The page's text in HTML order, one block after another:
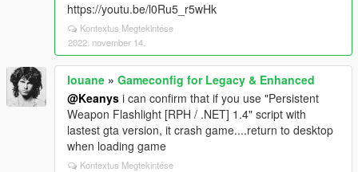
https://youtu.be/l0Ru5_r5wHk
Kontextus Megtekintése
2022. november 14.
louane » Gameconfig for Legacy & Enhanced
@Keanys i can confirm that if you use "Persistent
Weapon Flashlight [RPH / .NET] 1.4" script with
lastest gta version, it crash game....return to desktop
when loading game
Kontextus Megtekintése